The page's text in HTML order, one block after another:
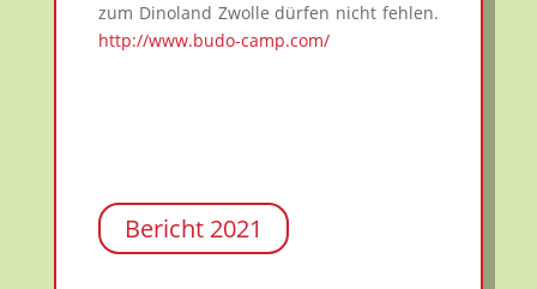
zum Dinoland Zwolle dürfen nicht fehlen.
http://www.budo-camp.com/
Bericht 2021